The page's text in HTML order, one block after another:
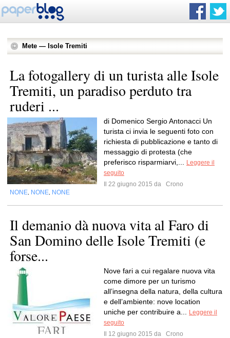
Mete — Isole Tremiti
La fotogallery di un turista alle Isole
Tremiti, un paradiso perduto tra
ruderi ...
di Domenico Sergio Antonacci Un
turista ci invia le seguenti foto con
richiesta di pubblicazione e tanto di
messaggio di protesta (che
preferisco risparmiarvi,...
Leggere il
seguito
Il 22 giugno 2015 da
Crono
NONE NONE NONE
Il demanio dà nuova vita al Faro di
San Domino delle Isole Tremiti (e
forse...
Nove fari a cui regalare nuova vita
come dimore per un turismo
all’insegna della natura, della cultura
e dell’ambiente: nove location
uniche per contribuire a...
Leggere il
seguito
Il 12 giugno 2015 da
Crono